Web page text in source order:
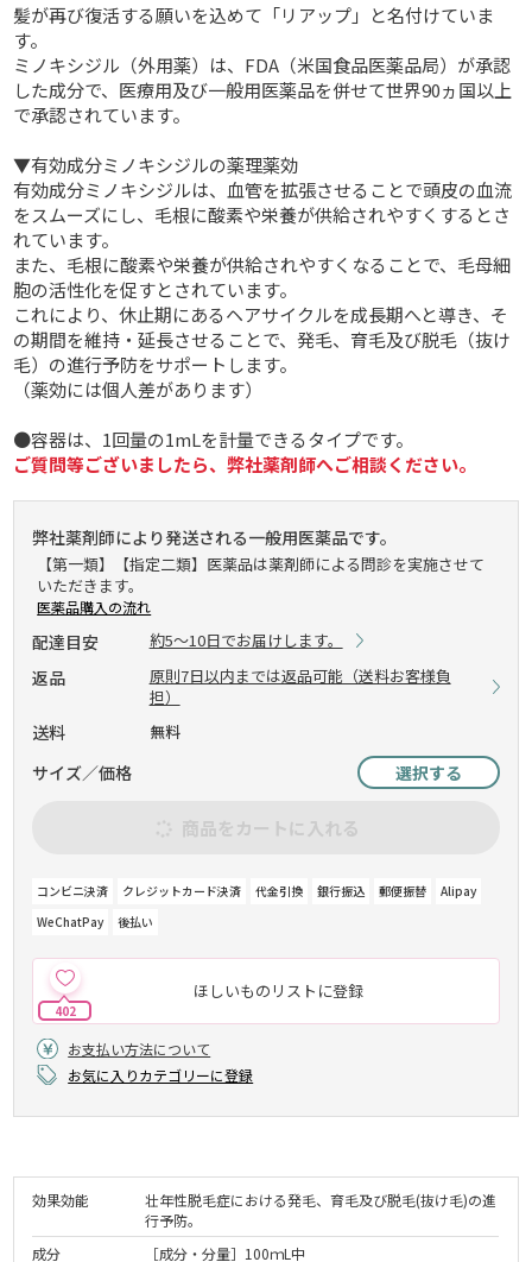
髪が再び復活する願いを込めて「リアップ」と名付けていま
す。
ミノキシジル（外用薬）は、FDA（米国食品医薬品局）が承認
した成分で、医療用及び一般用医薬品を併せて世界90ヵ国以上
で承認されています。
▼有効成分ミノキシジルの薬理薬効
有効成分ミノキシジルは、血管を拡張させることで頭皮の血流
をスムーズにし、毛根に酸素や栄養が供給されやすくするとさ
れています。
また、毛根に酸素や栄養が供給されやすくなることで、毛母細
胞の活性化を促すとされています。
これにより、休止期にあるヘアサイクルを成長期へと導き、そ
の期間を維持・延長させることで、発毛、育毛及び脱毛（抜け
毛）の進行予防をサポートします。
（薬効には個人差があります）
●容器は、1回量の1mLを計量できるタイプです。
ご質問等ございましたら、弊社薬剤師へご相談ください。
弊社薬剤師により発送される一般用医薬品です。
【第一類】【指定二類】医薬品は薬剤師による問診を実施させて
いただきます。
医薬品購入の流れ
配達目安 約5～10日でお届けします。
返品
原則7日以内までは返品可能（送料お客様負
担）
送料 無料
サイズ／価格 選択する
商品をカートに入れる
コンビニ決済 クレジットカード決済 代金引換 銀行振込 郵便振替
Alipay
WeChatPay
後払い
ほしいものリストに登録
402
お支払い方法について
お気に入りカテゴリーに登録
効果効能
壮年性脱毛症における発毛、育毛及び脱毛(抜け毛)の進
行予防。
成分
［成分・分量］100ｍL中